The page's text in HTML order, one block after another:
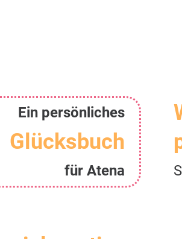
Ein persönliches
Glücksbuch
für Atena